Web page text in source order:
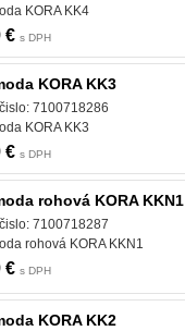
KORA KK4
€ s DPH
KORA KK3
7100718286
KORA KK3
€ s DPH
rohová KORA KKN1
7100718287
rohová KORA KKN1
€ s DPH
KORA KK2